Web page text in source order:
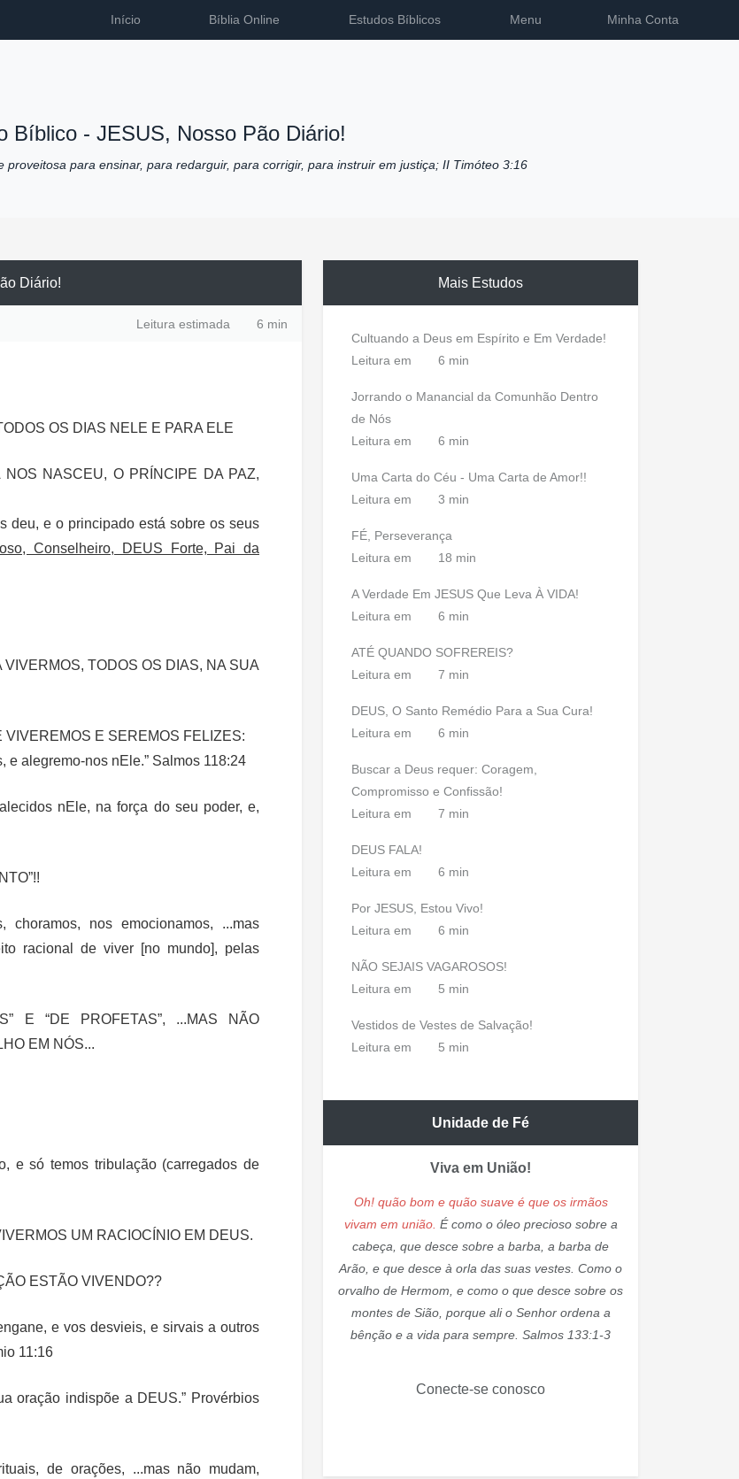
Início Bíblia Online Estudos Bíblicos Menu Minha Conta
Bíblico - JESUS, Nosso Pão Diário!
proveitosa para ensinar, para redarguir, para corrigir, para instruir em justiça; II Timóteo 3:16
Diário!
Leitura estimada 6 min
OS DIAS NELE E PARA ELE
NASCEU, O PRÍNCIPE DA PAZ,
deu, e o principado está sobre os seus
Conselheiro, DEUS Forte, Pai da
TODOS OS DIAS, NA SUA
E SEREMOS FELIZES:
e alegremo-nos nEle.” Salmos 118:24
nEle, na força do seu poder, e,
choramos, nos emocionamos, ...mas
racional de viver [no mundo], pelas
E “DE PROFETAS”, ...MAS NÃO
EM NÓS...
e só temos tribulação (carregados de
UM RACIOCÍNIO EM DEUS.
ESTÃO VIVENDO??
e vos desvieis, e sirvais a outros
11:16
oração indispõe a DEUS.” Provérbios
de orações, ...mas não mudam,
Mais Estudos
Cultuando a Deus em Espírito e Em Verdade!
Leitura em
6 min
Jorrando o Manancial da Comunhão Dentro
de Nós
Leitura em
6 min
Uma Carta do Céu - Uma Carta de Amor!!
Leitura em
3 min
FÉ, Perseverança
Leitura em
18 min
A Verdade Em JESUS Que Leva À VIDA!
Leitura em
6 min
ATÉ QUANDO SOFREREIS?
Leitura em
7 min
DEUS, O Santo Remédio Para a Sua Cura!
Leitura em
6 min
Buscar a Deus requer: Coragem,
Compromisso e Confissão!
Leitura em
7 min
DEUS FALA!
Leitura em
6 min
Por JESUS, Estou Vivo!
Leitura em
6 min
NÃO SEJAIS VAGAROSOS!
Leitura em
5 min
Vestidos de Vestes de Salvação!
Leitura em
5 min
Unidade de Fé
Viva em União!
Oh! quão bom e quão suave é que os irmãos
vivam em união. É como o óleo precioso sobre a
cabeça, que desce sobre a barba, a barba de
Arão, e que desce à orla das suas vestes. Como o
orvalho de Hermom, e como o que desce sobre os
montes de Sião, porque ali o Senhor ordena a
bênção e a vida para sempre. Salmos 133:1-3
Conecte-se conosco